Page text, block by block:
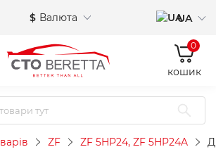
$ Валюта UA
0
кошик
ZF ZF 5HP24, ZF 5HP24A